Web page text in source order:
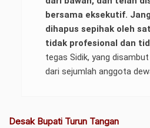
bersama eksekutif.
dihapus sepihak oleh
tidak profesional dan
tegas Sidik, yang
dari sejumlah anggota
Desak Bupati Turun Tangan